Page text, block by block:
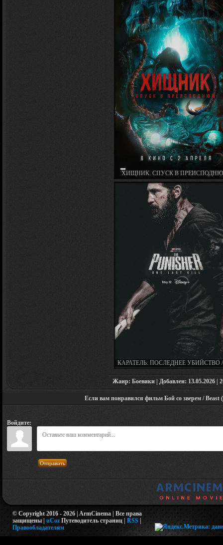
ХИЩНИК. СПУСК В
BONE KEEPER (2026)
КАРАТЕЛЬ: ПОСЛЕДНЕЕ УБИЙСТВО /
PUNISHER: ONE LAST KILL (2026)
Жанр: Боевики | Добавлен: 13.05.2026 |
Если вам понравился фильм Бой со зверем / Beast
Войдите:
Отправить
© Copyright 2016 - 2026 | ArmCinema | Все права
защищены | uCoz Путеводитель страниц | RSS |
Правообладателям